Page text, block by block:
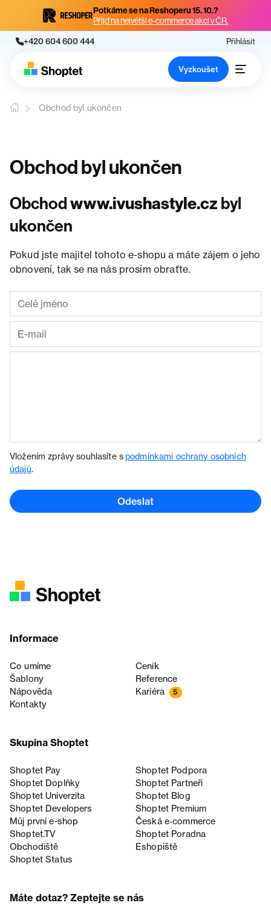
Potkáme se na Reshoperu 15. 10.?
Přijď na největší e-commerce akci v ČR.
+420 604 600 444 Přihlásit
Vyzkoušet
Obchod byl ukončen
Obchod byl ukončen
Obchodwww.ivushastyle.cz byl
ukončen
Pokud jste majitel tohoto e-shopu a máte zájem o jeho
obnovení, tak se na nás prosím obraťte.
Vložením zprávy souhlasíte spodmínkami ochrany osobních
údajů.
Odeslat
Informace
Co umíme
Ceník
Šablony
Reference
Nápověda
Kariéra 5
Kontakty
Skupina Shoptet
Shoptet Pay
Shoptet Podpora
Shoptet Doplňky
Shoptet Partneři
Shoptet Univerzita
Shoptet Blog
Shoptet Developers
Shoptet Premium
Můj první e-shop
Česká e‑commerce
Shoptet.TV
Shoptet Poradna
Obchodiště
Eshopiště
Shoptet Status
Máte dotaz? Zeptejte se nás